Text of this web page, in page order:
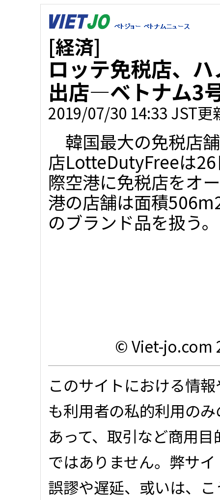
[経済]
ロッテ免税店、
出店―ベトナム3
2019/07/30 14:33 JST更
韓国最大の免税店
店LotteDutyFreeは
際空港に免税店をオ
港の店舗は面積
のブランド品を扱う
© Viet-jo.com
このサイトにおける情
も利用者の私的利用の
あって、取引など商用
ではありません。弊サ
誤謬や遅延、或いは、